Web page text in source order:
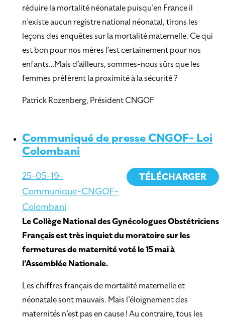
réduire la mortalité néonatale puisqu’en France il
n’existe aucun registre national néonatal, tirons les
leçons des enquêtes sur la mortalité maternelle. Ce qui
est bon pour nos mères l’est certainement pour nos
enfants…Mais d’ailleurs, sommes-nous sûrs que les
femmes préfèrent la proximité à la sécurité ?
Patrick Rozenberg, Président CNGOF
Communiqué de presse CNGOF- Loi
Colombani
25-05-19-
Communique-CNGOF-
Colombani
TÉLÉCHARGER
Le Collège National des Gynécologues Obstétriciens
Français est très inquiet du moratoire sur les
fermetures de maternité voté le 15 mai à
l’Assemblée Nationale.
Les chiffres français de mortalité maternelle et
néonatale sont mauvais. Mais l’éloignement des
maternités n’est pas en cause ! Au contraire, tous les